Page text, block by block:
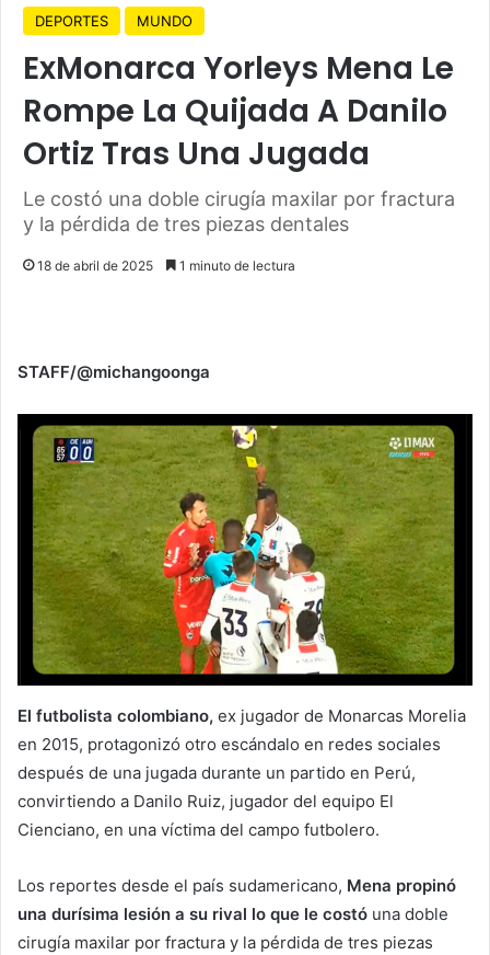
DEPORTES MUNDO
ExMonarca Yorleys Mena Le
Rompe La Quijada A Danilo
Ortiz Tras Una Jugada
Le costó una doble cirugía maxilar por fractura
y la pérdida de tres piezas dentales
18 de abril de 2025 1 minuto de lectura
STAFF/@michangoonga
El futbolista colombiano, ex jugador de Monarcas Morelia
en 2015, protagonizó otro escándalo en redes sociales
después de una jugada durante un partido en Perú,
convirtiendo a Danilo Ruiz, jugador del equipo El
Cienciano, en una víctima del campo futbolero.
Los reportes desde el país sudamericano, Mena propinó
una durísima lesión a su rival lo que le costó una doble
cirugía maxilar por fractura y la pérdida de tres piezas